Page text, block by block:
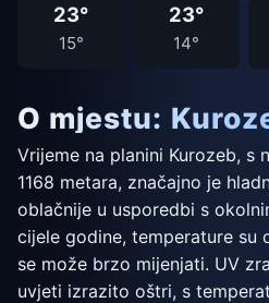
23°
15°
23°
14°
O mjestu:
Vrijeme na planini Kurozeb, s
1168 metara, značajno je
oblačnije u usporedbi s
cijele godine, temperature su
se može brzo mijenjati. UV
uvjeti izrazito oštri, s